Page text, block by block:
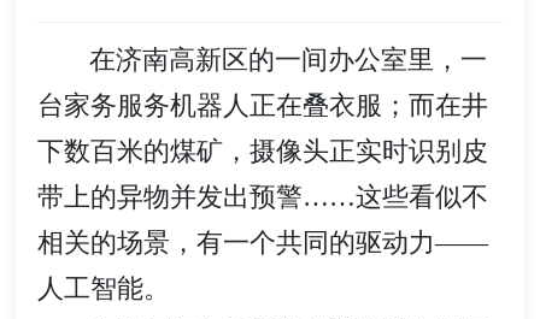
在济南高新区的一间办公室里，一
台家务服务机器人正在叠衣服；而在井
下数百米的煤矿，摄像头正实时识别皮
带上的异物并发出预警……这些看似不
相关的场景，有一个共同的驱动力——
人工智能。